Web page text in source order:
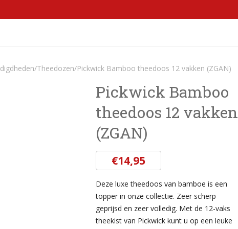
/Theedozen/Pickwick Bamboo theedoos 12 vakken (ZGAN)
Pickwick Bamboo
theedoos 12 vakken
(ZGAN)
€14,95
Deze luxe theedoos van bamboe is een
topper in onze collectie. Zeer scherp
geprijsd en zeer volledig. Met de 12-vaks
theekist van Pickwick kunt u op een leuke